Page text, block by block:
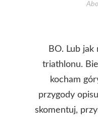
BO. Lub jak
triathlonu.
kocham
przygody
skomentuj,